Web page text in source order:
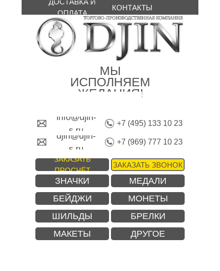
МЫ
ИСПОЛНЯЕМ
ЖЕЛАНИЯ!
ЗАКАЗАТЬ
ПРОСЧЁТ
+7 (969) 777 10 23
+7 (495) 133 10 23
ЗАКАЗАТЬ ЗВОНОК
ДОСТАВКА И
ОПЛАТА
КОНТАКТЫ
ЗНАЧКИ МЕДАЛИ
ШИЛЬДЫ БРЕЛКИ
БЕЙДЖИ МОНЕТЫ
info@djin-
s.ru
djin@djin-
s.ru
МАКЕТЫ ДРУГОЕ